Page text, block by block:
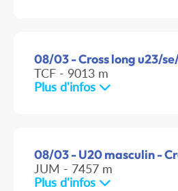
08/03 - Cross long u23/
TCF - 9013 m
Plus d'infos
08/03 - U20 masculin -
JUM - 7457 m
Plus d'infos